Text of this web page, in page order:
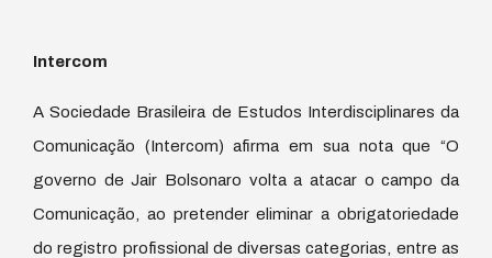
Intercom
A Sociedade Brasileira de Estudos Interdisciplinares da
Comunicação (Intercom) afirma em sua nota que “O
governo de Jair Bolsonaro volta a atacar o campo da
Comunicação, ao pretender eliminar a obrigatoriedade
do registro profissional de diversas categorias, entre as